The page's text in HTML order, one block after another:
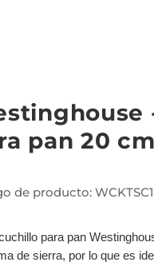
pan 20
de producto:
para pan
de sierra, por lo que es